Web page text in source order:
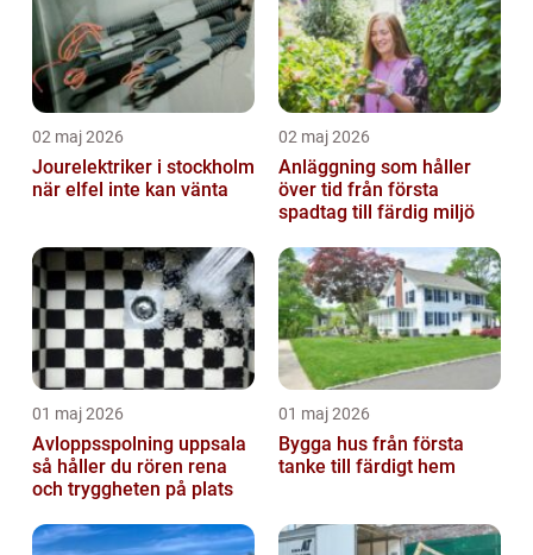
02 maj 2026
Jourelektriker i stockholm
när elfel inte kan vänta
02 maj 2026
Anläggning som håller
över tid från första
spadtag till färdig miljö
01 maj 2026
Avloppsspolning uppsala
så håller du rören rena
och tryggheten på plats
01 maj 2026
Bygga hus från första
tanke till färdigt hem